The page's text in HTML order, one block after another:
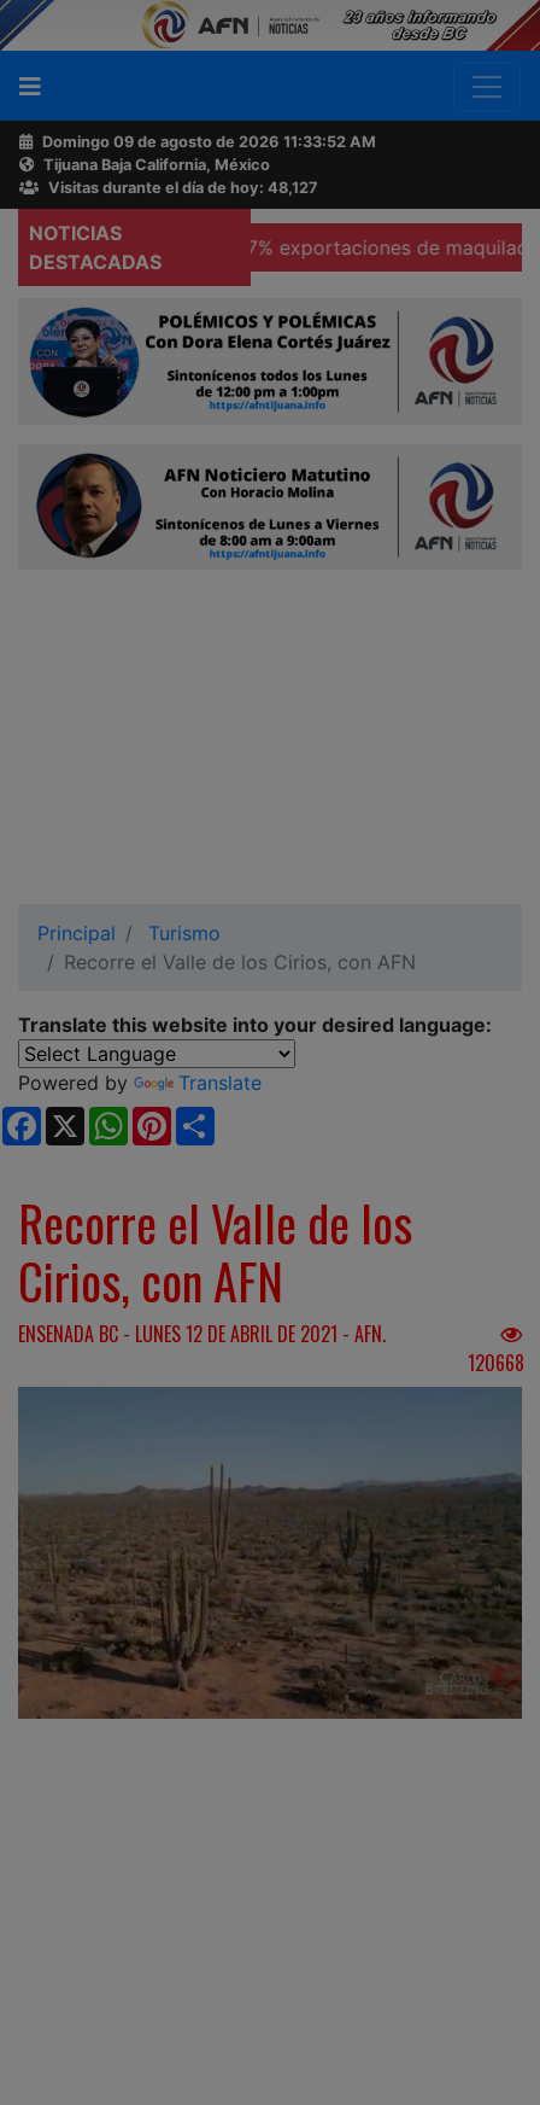
Domingo 09 de agosto de 2026 11:33:53 AM
Tijuana Baja California, México
Visitas durante el día de hoy: 48,127
NOTICIAS
DESTACADAS
Se hunden 37% exportaciones de maquiladoras en
Principal
Turismo
Recorre el Valle de los Cirios, con AFN
Translate this website into your desired language:
Powered by
Translate
Facebook
X WhatsApp
Pinterest
Recorre el Valle de los
Cirios, con AFN
ENSENADA BC - LUNES 12 DE ABRIL DE 2021 - AFN.
120668
Buscador
Acerca
de
AFN
Ventas
Contacto
Reportero
Ciudadano